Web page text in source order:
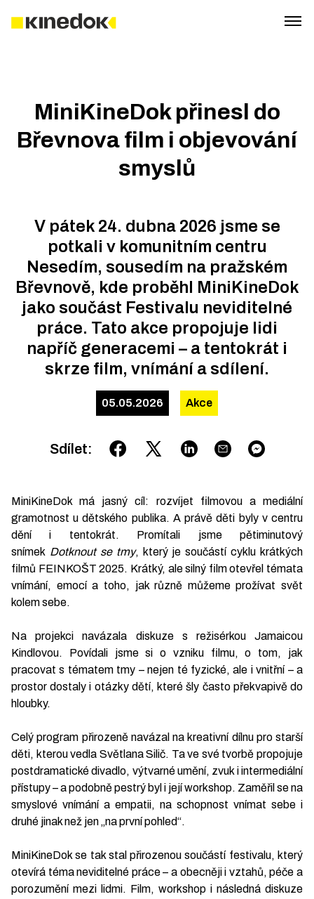
MiniKineDok přinesl do
Břevnova film i objevování
smyslů
V pátek 24. dubna 2026 jsme se
potkali v komunitním centru
Nesedím, sousedím na pražském
Břevnově, kde proběhl MiniKineDok
jako součást Festivalu neviditelné
práce. Tato akce propojuje lidi
napříč generacemi – a tentokrát i
skrze film, vnímání a sdílení.
05.05.2026 Akce
Sdílet:
MiniKineDok má jasný cíl: rozvíjet filmovou a mediální
gramotnost u dětského publika. A právě děti byly v centru
dění i tentokrát. Promítali jsme pětiminutový
snímek Dotknout se tmy, který je součástí cyklu krátkých
filmů FEINKOŠT 2025. Krátký, ale silný film otevřel témata
vnímání, emocí a toho, jak různě můžeme prožívat svět
kolem sebe.
Na projekci navázala diskuze s režisérkou Jamaicou
Kindlovou. Povídali jsme si o vzniku filmu, o tom, jak
pracovat s tématem tmy – nejen té fyzické, ale i vnitřní – a
prostor dostaly i otázky dětí, které šly často překvapivě do
hloubky.
Celý program přirozeně navázal na kreativní dílnu pro starší
děti, kterou vedla Světlana Silič. Ta ve své tvorbě propojuje
postdramatické divadlo, výtvarné umění, zvuk i intermediální
přístupy – a podobně pestrý byl i její workshop. Zaměřil se na
smyslové vnímání a empatii, na schopnost vnímat sebe i
druhé jinak než jen „na první pohled“.
MiniKineDok se tak stal přirozenou součástí festivalu, který
otevírá téma neviditelné práce – a obecněji i vztahů, péče a
porozumění mezi lidmi. Film, workshop i následná diskuze